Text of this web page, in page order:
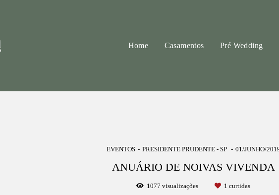
Home Casamentos Pré Wedding
EVENTOS PRESIDENTE PRUDENTE - SP 01/JUNHO/
ANUÁRIO DE NOIVAS VIVENDA
1077 visualizações 1 curtidas